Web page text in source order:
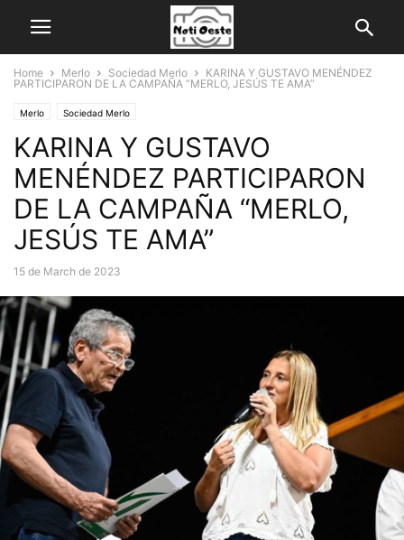
Home Merlo Sociedad Merlo
KARINA Y GUSTAVO MENÉNDEZ
PARTICIPARON DE LA CAMPAÑA “MERLO, JESÚS TE AMA”
Merlo Sociedad Merlo
KARINA Y GUSTAVO
MENÉNDEZ PARTICIPARON
DE LA CAMPAÑA “MERLO,
JESÚS TE AMA”
15 de March de 2023